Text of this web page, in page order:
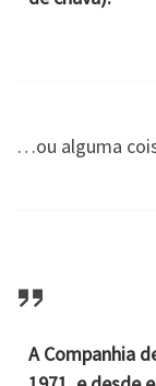
…ou alguma
A Companhia